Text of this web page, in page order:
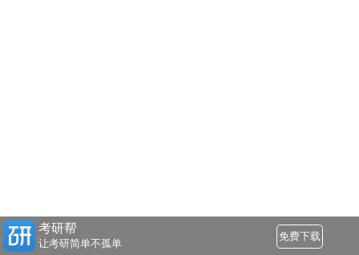
考研帮
让考研简单不孤单
免费下载